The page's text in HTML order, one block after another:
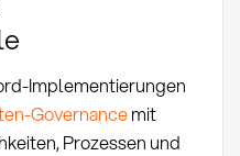
Implementierungen
Governancemit
Prozessen und